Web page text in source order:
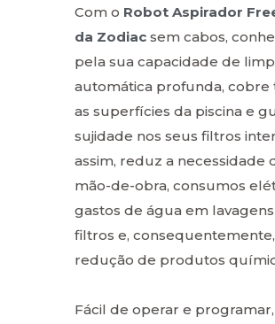
Com o Robot Aspirador
da Zodiac sem cabos,
pela sua capacidade de
automática profunda, cobre
as superfícies da piscina e
sujidade nos seus filtros
assim, reduz a necessidade
mão-de-obra, consumos
gastos de água em
filtros e, consequentemente,
redução de produtos
Fácil de operar e programar,